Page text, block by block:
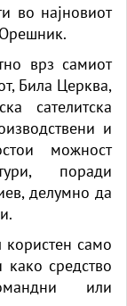
во најновиот
врз самиот
Била Церква,
сателитска
и
можност
поради
делумно да
само
како средство
или